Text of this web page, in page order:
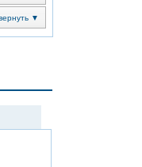
▼